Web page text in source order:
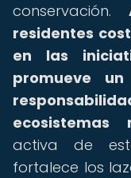
conservación.
residentes
en las
promueve
ecosistemas
activa de
fortalece los